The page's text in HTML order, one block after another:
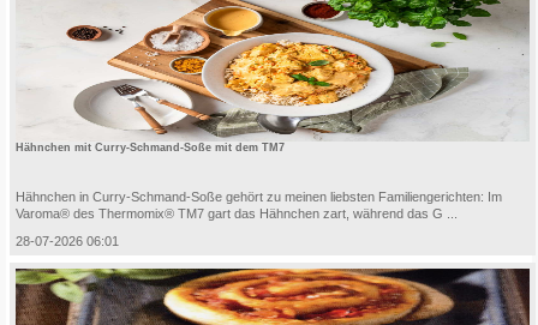
Hähnchen mit Curry-Schmand-Soße mit dem TM7
Hähnchen in Curry-Schmand-Soße gehört zu meinen liebsten Familiengerichten: Im
Varoma® des Thermomix® TM7 gart das Hähnchen zart, während das G ...
28-07-2026 06:01